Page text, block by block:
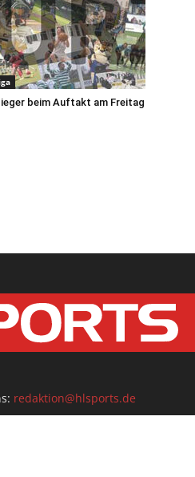
beim Auftakt am Freitag
redaktion@hlsports.de